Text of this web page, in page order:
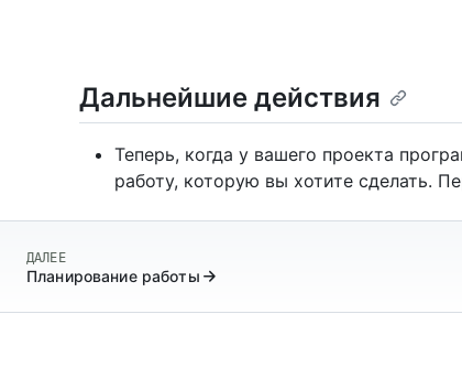
Дальнейшие действия
Теперь, когда у вашего проекта
работу, которую вы хотите сделать.
ДАЛЕЕ
Планирование работы